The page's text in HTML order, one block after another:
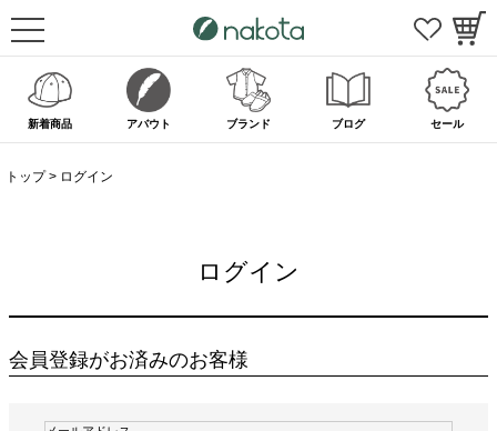
新着商品 アバウト ブランド ブログ セール
トップ ログイン
ログイン
会員登録がお済みのお客様